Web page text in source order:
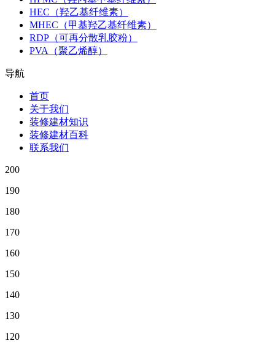
HEC（羟乙基纤维素）
MHEC（甲基羟乙基纤维素）
RDP（可再分散乳胶粉）
PVA（聚乙烯醇）
导航
首页
关于我们
装修建材知识
装修建材百科
联系我们
200
190
180
170
160
150
140
130
120